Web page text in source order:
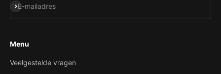
E-mailadres
Abonneren
Menu
Veelgestelde vragen